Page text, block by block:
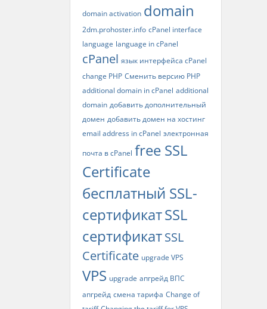
domain activation domain
2dm.prohoster.info cPanel interface
language language in cPanel
cPanel язык интерфейса cPanel
change PHP Сменить версию PHP
additional domain in cPanel additional
domain добавить дополнительный
домен добавить домен на хостинг
email address in cPanel электронная
почта в cPanel free SSL
Certificate
бесплатный SSL-
сертификатSSL
сертификатSSL
Certificate upgrade VPS
VPS upgrade апгрейд ВПС
апгрейд смена тарифа Change of